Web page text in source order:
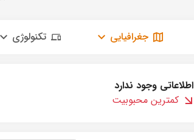
جغرافیایی تکنولوژی
اطلاعاتی وجود ندارد
کمترین محبوبیت